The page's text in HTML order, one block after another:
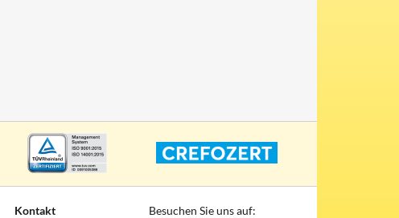
Kontakt Besuchen Sie uns auf: